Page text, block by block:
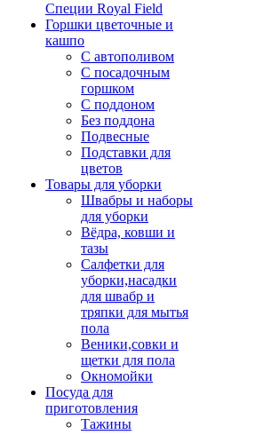
Специи Royal Field
Горшки цветочные и
кашпо
С автополивом
С посадочным
горшком
С поддоном
Без поддона
Подвесные
Подставки для
цветов
Товары для уборки
Швабры и наборы
для уборки
Вёдра, ковши и
тазы
Салфетки для
уборки,насадки
для швабр и
тряпки для мытья
пола
Веники,совки и
щетки для пола
Окномойки
Посуда для
приготовления
Тажины